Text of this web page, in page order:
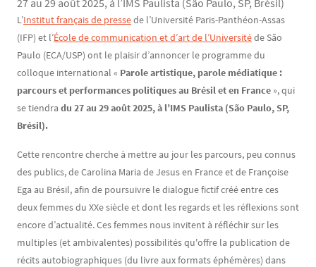
27 au 29 août 2025, à l’IMS Paulista (São Paulo, SP, Brésil)
Contenu
Texte
L’Institut français de pressede l’Université Paris-Panthéon-Assas
(IFP) et l’École de communication et d’art de l’Universitéde São
Paulo (ECA/USP) ont le plaisir d’annoncer le programme du
colloque international « Parole artistique, parole médiatique :
parcours et performances politiques au Brésil et en France », qui
se tiendra du 27 au 29 août 2025, à l’IMS Paulista (São Paulo, SP,
Brésil).
Cette rencontre cherche à mettre au jour les parcours, peu connus
des publics, de Carolina Maria de Jesus en France et de Françoise
Ega au Brésil, afin de poursuivre le dialogue fictif créé entre ces
deux femmes du XXe siècle et dont les regards et les réflexions sont
encore d’actualité. Ces femmes nous invitent à réfléchir sur les
multiples (et ambivalentes) possibilités qu'offre la publication de
récits autobiographiques (du livre aux formats éphémères) dans